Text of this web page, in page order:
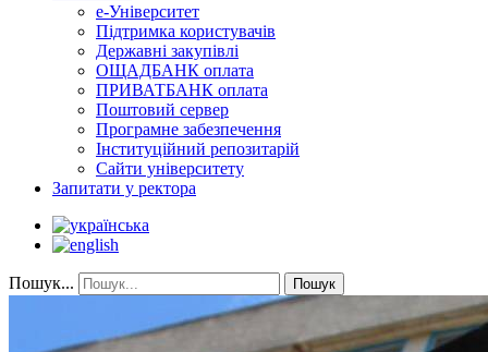
е-Університет
Підтримка користувачів
Державні закупівлі
ОЩАДБАНК оплата
ПРИВАТБАНК оплата
Поштовий сервер
Програмне забезпечення
Інституційний репозитарій
Сайти університету
Запитати у ректора
Пошук... Пошук